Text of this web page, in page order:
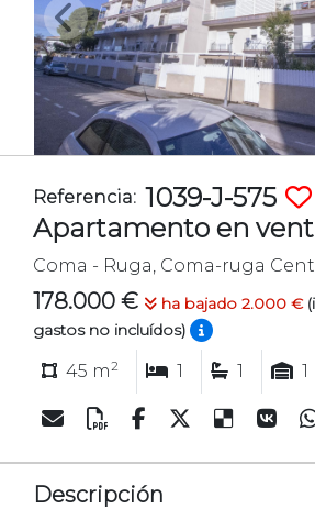
Referencia: 1039-J-575
Apartamento en
Coma - Ruga, Coma-ruga
178.000 € ha bajado 2.000 €
gastos no incluídos)
45 m2 1 1 1
Descripción